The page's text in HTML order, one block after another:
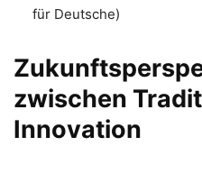
für Deutsche)
zwischen
Innovation